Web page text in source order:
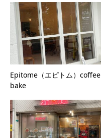
Epitome（エピトム）coffee
bake